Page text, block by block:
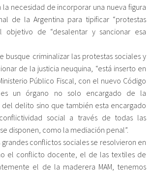
necesidad de incorporar una nueva figura
de la Argentina para tipificar “protestas
objetivo de “desalentar y sancionar esa
busque criminalizar las protestas sociales y
de la justicia neuquina, “está inserto en
Público Fiscal, con el nuevo Código
es un órgano no solo encargado de la
delito sino que también esta encargado
social a través de todas las
disponen, como la mediación penal”.
conflictos sociales se resolvieron en
el conflicto docente, el de las textiles de
el de la maderera MAM, tenemos